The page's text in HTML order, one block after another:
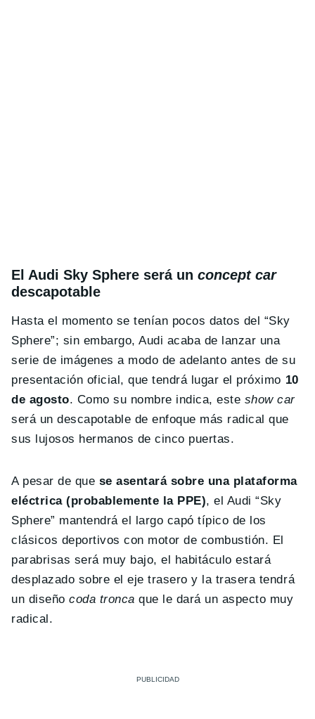
El Audi Sky Sphere será un concept car
descapotable
Hasta el momento se tenían pocos datos del “Sky
Sphere”; sin embargo, Audi acaba de lanzar una
serie de imágenes a modo de adelanto antes de su
presentación oficial, que tendrá lugar el próximo 10
de agosto. Como su nombre indica, este show car
será un descapotable de enfoque más radical que
sus lujosos hermanos de cinco puertas.
A pesar de que se asentará sobre una plataforma
eléctrica (probablemente la PPE), el Audi “Sky
Sphere” mantendrá el largo capó típico de los
clásicos deportivos con motor de combustión. El
parabrisas será muy bajo, el habitáculo estará
desplazado sobre el eje trasero y la trasera tendrá
un diseñocoda tronca que le dará un aspecto muy
radical.